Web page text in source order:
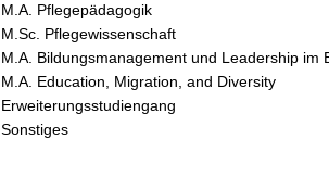
M.A. Pflegepädagogik
M.Sc. Pflegewissenschaft
M.A. Bildungsmanagement und Leadership im
M.A. Education, Migration, and Diversity
Erweiterungsstudiengang
Sonstiges